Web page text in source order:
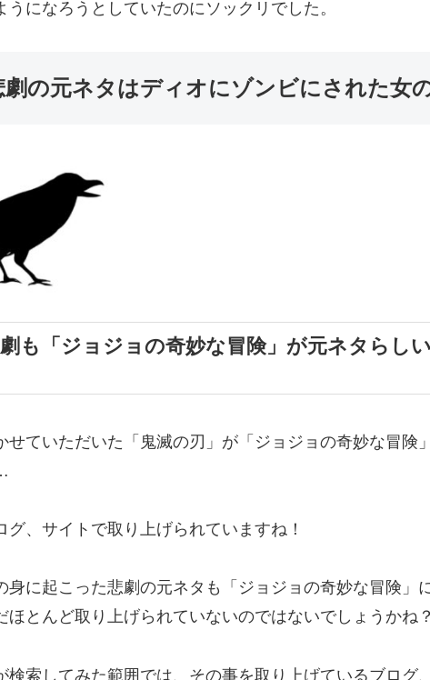
うになろうとしていたのにソックリでした。
劇の元ネタはディオにゾンビにされた女
も「ジョジョの奇妙な冒険」が元ネタらし
せていただいた「鬼滅の刃」が「ジョジョの奇妙な冒険
グ、サイトで取り上げられていますね！
身に起こった悲劇の元ネタも「ジョジョの奇妙な冒険」
ほとんど取り上げられていないのではないでしょうかね？
検索してみた範囲では、その事を取り上げているブログ